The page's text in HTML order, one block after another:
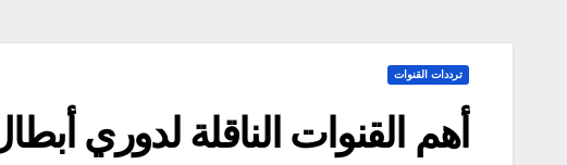
ترددات القنوات
أهم القنوات الناقلة لدوري أبطال أوروبا